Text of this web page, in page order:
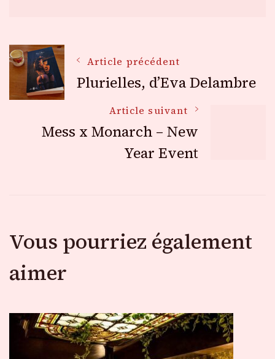
Navigation
des
articles
Article précédent
Plurielles, d’Eva Delambre
Article suivant
Mess x Monarch – New
Year Event
Vous pourriez également
aimer